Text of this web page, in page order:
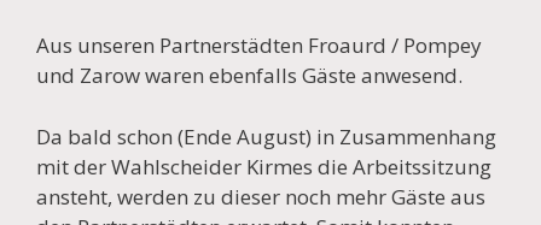
Aus unseren Partnerstädten Froaurd / Pompey
und Zarow waren ebenfalls Gäste anwesend.
Da bald schon (Ende August) in Zusammenhang
mit der Wahlscheider Kirmes die Arbeitssitzung
ansteht, werden zu dieser noch mehr Gäste aus